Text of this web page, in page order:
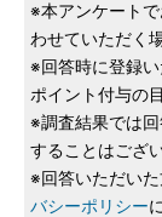
※本アンケート
わせていただく
※回答時に登録
ポイント付与の
※調査結果では
することはござ
※回答いただいた
バシーポリシー